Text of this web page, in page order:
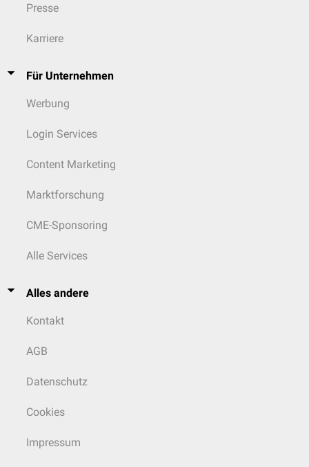
Presse
Karriere
Für Unternehmen
Werbung
Login Services
Content Marketing
Marktforschung
CME-Sponsoring
Alle Services
Alles andere
Kontakt
AGB
Datenschutz
Cookies
Impressum